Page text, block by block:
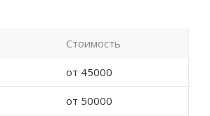
Стоимость
от 45000
от 50000